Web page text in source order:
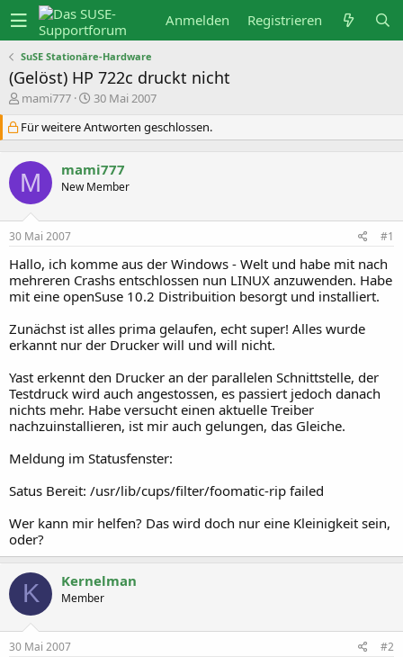
Anmelden Registrieren
SuSE Stationäre-Hardware
(Gelöst) HP 722c druckt nicht
E
s
t
l
l
e
r
mami777
E
s
t
l
l
t
m
30 Mai 2007
Für weitere Antworten geschlossen.
M mami777
New Member
30 Mai 2007 #1
Hallo, ich komme aus der Windows - Welt und habe mit nach
mehreren Crashs entschlossen nun LINUX anzuwenden. Habe
mit eine openSuse 10.2 Distribuition besorgt und installiert.
Zunächst ist alles prima gelaufen, echt super! Alles wurde
erkannt nur der Drucker will und will nicht.
Yast erkennt den Drucker an der parallelen Schnittstelle, der
Testdruck wird auch angestossen, es passiert jedoch danach
nichts mehr. Habe versucht einen aktuelle Treiber
nachzuinstallieren, ist mir auch gelungen, das Gleiche.
Meldung im Statusfenster:
Satus Bereit: /usr/lib/cups/filter/foomatic-rip failed
Wer kann mir helfen? Das wird doch nur eine Kleinigkeit sein,
oder?
K Kernelman
Member
30 Mai 2007 #2